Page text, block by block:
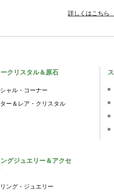
詳しくはこちら
クリスタル＆原石
ャル・コーナー
ー＆レア・クリスタル
グジュエリー＆アクセ
ング・ジュエリー